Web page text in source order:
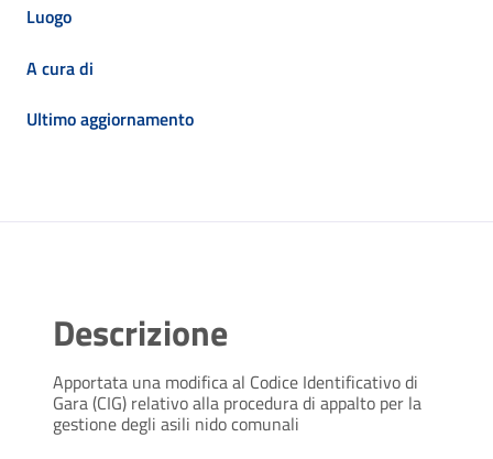
Luogo
A cura di
Ultimo aggiornamento
Descrizione
Apportata una modifica al Codice Identificativo di
Gara (CIG) relativo alla procedura di appalto per la
gestione degli asili nido comunali